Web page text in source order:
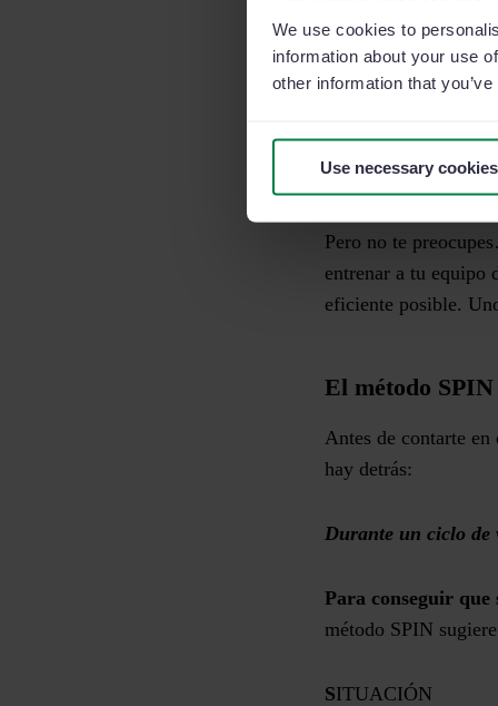
We use cookies to
information about your use
other information that
Use necessary
directrices
Muchas veces
información confusa
oportunidad decierre
Pero no te
entrenar a tu equipo
eficiente posible.
El método
Antes de contarte en
hay detrás:
Durante un ciclo de
Para conseguir
método SPIN
SITUACIÓN